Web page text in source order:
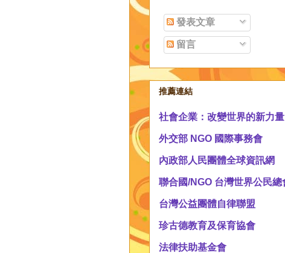
發表文章
留言
推薦連結
社會企業：改變世界的新力量
外交部 NGO 國際事務會
內政部人民團體全球資訊網
聯合國/NGO 台灣世界公民總
台灣公益團體自律聯盟
珍古德教育及保育協會
法律扶助基金會